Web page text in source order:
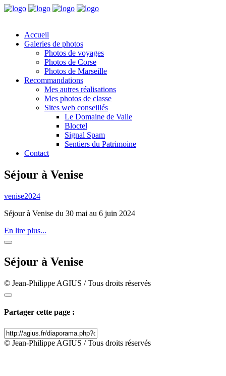
Accueil
Galeries de photos
Photos de voyages
Photos de Corse
Photos de Marseille
Recommandations
Mes autres réalisations
Mes photos de classe
Sites web conseillés
Le Domaine de Valle
Bloctel
Signal Spam
Sentiers du Patrimoine
Contact
Séjour à Venise
venise2024
Séjour à Venise du 30 mai au 6 juin 2024
En lire plus...
Séjour à Venise
© Jean-Philippe AGIUS / Tous droits réservés
Partager cette page :
© Jean-Philippe AGIUS / Tous droits réservés